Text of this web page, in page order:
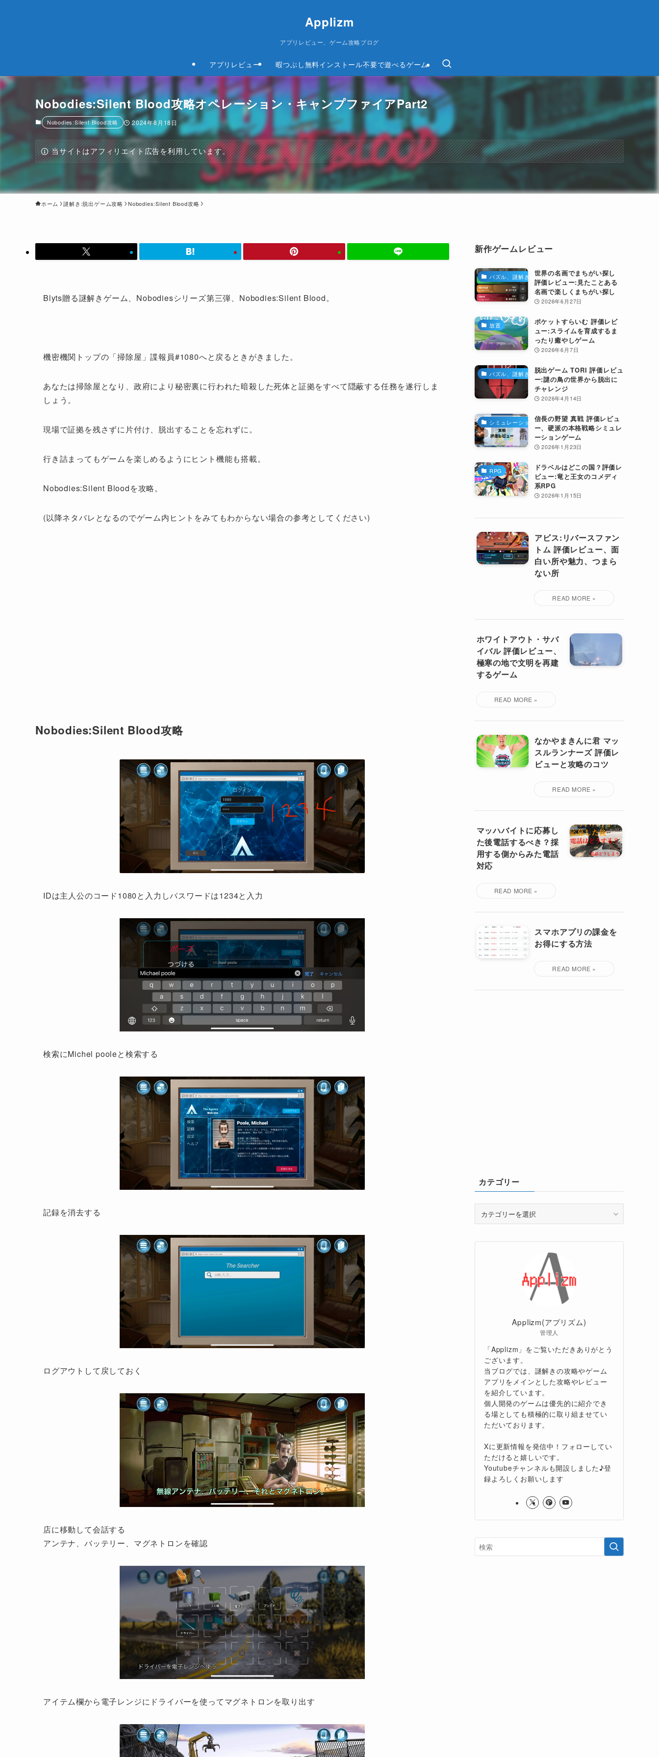
Applizm
アプリレビュー、ゲーム攻略ブログ
アプリレビュー 暇つぶし無料インストール不要で遊べるゲーム
Nobodies:Silent Blood攻略オペレーション・キャンプファイアPart2
Nobodies:Silent Blood攻略 2024年8月18日
当サイトはアフィリエイト広告を利用しています。
ホーム 謎解き:脱出ゲーム攻略 Nobodies:Silent Blood攻略
Blyts贈る謎解きゲーム、Nobodiesシリーズ第三弾、Nobodies:Silent Blood。
機密機関トップの「掃除屋」諜報員#1080へと戻るときがきました。
あなたは掃除屋となり、政府により秘密裏に行われた暗殺した死体と証拠をすべて隠蔽する任務を遂行しま
しょう。
現場で証拠を残さずに片付け、脱出することを忘れずに。
行き詰まってもゲームを楽しめるようにヒント機能も搭載。
Nobodies:Silent Bloodを攻略。
(以降ネタバレとなるのでゲーム内ヒントをみてもわからない場合の参考としてください)
Nobodies:Silent Blood攻略
IDは主人公のコード1080と入力しパスワードは1234と入力
検索にMichel pooleと検索する
記録を消去する
ログアウトして戻しておく
店に移動して会話する
アンテナ、バッテリー、マグネトロンを確認
アイテム欄から電子レンジにドライバーを使ってマグネトロンを取り出す
新作ゲームレビュー
パズル、謎解き
世界の名画でまちがい探し
評価レビュー:見たことある
名画で楽しくまちがい探し
2026年6月27日
放置
ポケットすらいむ 評価レビ
ュー:スライムを育成するま
ったり癒やしゲーム
2026年6月7日
パズル、謎解き
脱出ゲーム TORI 評価レビュ
ー:謎の鳥の世界から脱出に
チャレンジ
2026年4月14日
シミュレーション信長の野望 真戦 評価レビュ
ー、硬派の本格戦略シミュレ
ーションゲーム
2026年1月23日
RPG
ドラベルはどこの国？評価レ
ビュー:竜と王女のコメディ
系RPG
2026年1月15日
アビス:リバースファン
トム 評価レビュー、面
白い所や魅力、つまら
ない所
ホワイトアウト・サバ
イバル 評価レビュー、
極寒の地で文明を再建
するゲーム
なかやまきんに君 マッ
スルランナーズ 評価レ
ビューと攻略のコツ
マッハバイトに応募し
た後電話するべき？採
用する側からみた電話
対応
スマホアプリの課金を
お得にする方法
カテゴリー
リ
Applizm(アプリズム)
管理人
「Applizm」をご覧いただきありがとう
ございます。
当ブログでは、謎解きの攻略やゲーム
アプリをメインとした攻略やレビュー
を紹介しています。
個人開発のゲームは優先的に紹介でき
る場としても積極的に取り組ませてい
ただいております。
Xに更新情報を発信中！フォローしてい
ただけると嬉しいです。
Youtubeチャンネルも開設しました♪登
録よろしくお願いします